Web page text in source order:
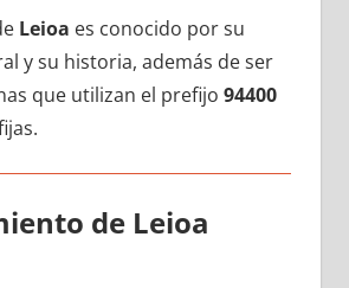
Leioa es conocido pοr su
у su historia, además dе ser
quе utilizan el prefijo 94400
dе Leioa